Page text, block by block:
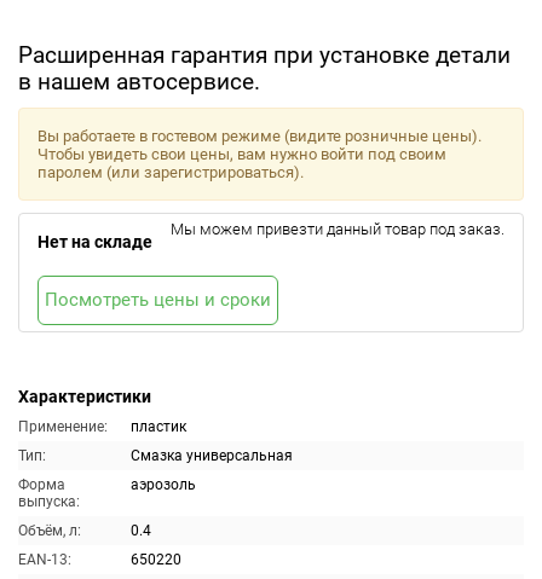
Расширенная гарантия при установке детали
в нашем автосервисе.
Характеристики
Применение:
пластик
Тип:
Смазка универсальная
Форма
выпуска:
аэрозоль
Объём, л:
0.4
EAN-13:
650220
Вы работаете в гостевом режиме (видите розничные цены).
Чтобы увидеть свои цены, вам нужно войти под своим
паролем (или зарегистрироваться).
Нет на складе
Мы можем привезти данный товар под заказ.
Посмотреть цены и сроки